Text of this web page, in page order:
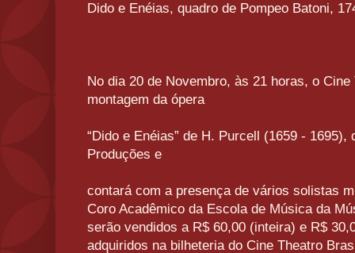
Dido e Enéias, quadro de Pompeo Batoni,
No dia 20 de Novembro, às 21 horas, o
montagem da ópera
“Dido e Enéias” de H. Purcell (1659 -
Produções e
contará com a presença de vários solistas
Coro Acadêmico da Escola de Música da
serão vendidos a R$ 60,00 (inteira) e R$
adquiridos na bilheteria do Cine Theatro